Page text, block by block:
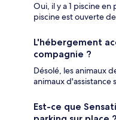
Oui, il y a 1 piscine en
piscine est ouverte
L'hébergement
compagnie ?
Désolé, les animaux
animaux d'assistance
Est-ce que